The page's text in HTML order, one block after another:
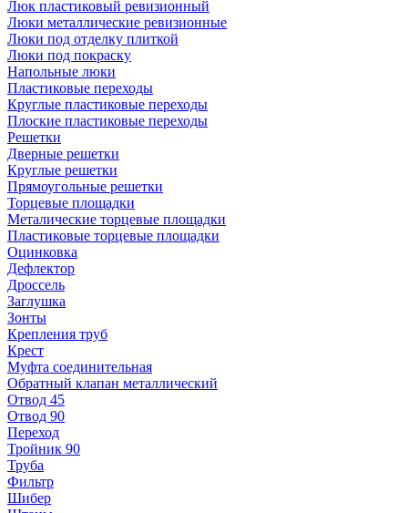
Люк пластиковый ревизионный
Люки металлические ревизионные
Люки под отделку плиткой
Люки под покраску
Напольные люки
Пластиковые переходы
Круглые пластиковые переходы
Плоские пластиковые переходы
Решетки
Дверные решетки
Круглые решетки
Прямоугольные решетки
Торцевые площадки
Металические торцевые площадки
Пластиковые торцевые площадки
Оцинковка
Дефлектор
Дроссель
Заглушка
Зонты
Крепления труб
Крест
Муфта соединительная
Обратный клапан металлический
Отвод 45
Отвод 90
Переход
Тройник 90
Труба
Фильтр
Шибер